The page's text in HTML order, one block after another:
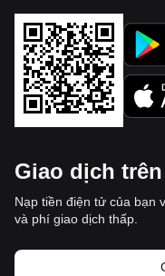
Giao dịch
Nạp tiền điện tử của bạn
và phí giao dịch thấp.